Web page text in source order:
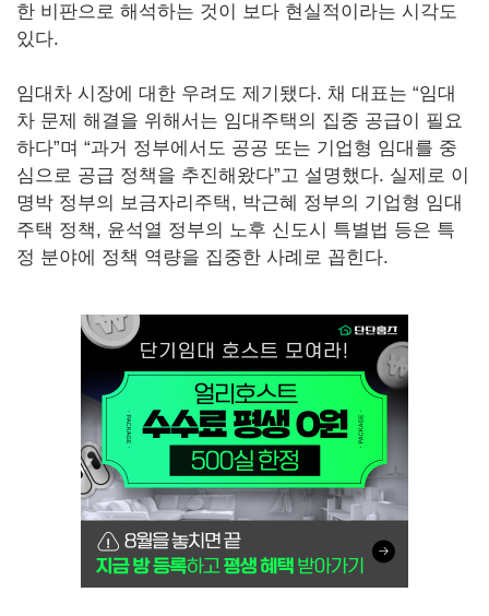
한 비판으로 해석하는 것이 보다 현실적이라는 시각도
있다.
임대차 시장에 대한 우려도 제기됐다. 채 대표는 “임대
차 문제 해결을 위해서는 임대주택의 집중 공급이 필요
하다”며 “과거 정부에서도 공공 또는 기업형 임대를 중
심으로 공급 정책을 추진해왔다”고 설명했다. 실제로 이
명박 정부의 보금자리주택, 박근혜 정부의 기업형 임대
주택 정책, 윤석열 정부의 노후 신도시 특별법 등은 특
정 분야에 정책 역량을 집중한 사례로 꼽힌다.